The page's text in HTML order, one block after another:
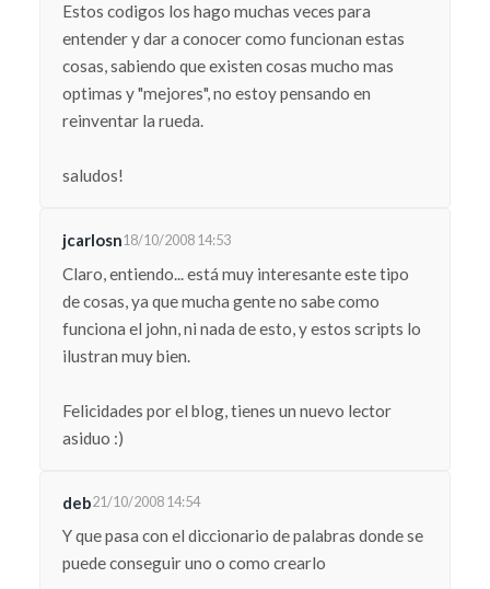
Estos codigos los hago muchas veces para
entender y dar a conocer como funcionan estas
cosas, sabiendo que existen cosas mucho mas
optimas y "mejores", no estoy pensando en
reinventar la rueda.
saludos!
jcarlosn18/10/2008 14:53
Claro, entiendo... está muy interesante este tipo
de cosas, ya que mucha gente no sabe como
funciona el john, ni nada de esto, y estos scripts lo
ilustran muy bien.
Felicidades por el blog, tienes un nuevo lector
asiduo :)
deb21/10/2008 14:54
Y que pasa con el diccionario de palabras donde se
puede conseguir uno o como crearlo